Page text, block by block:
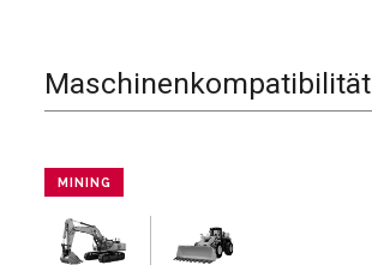
Maschinenkompatibilität
MINING